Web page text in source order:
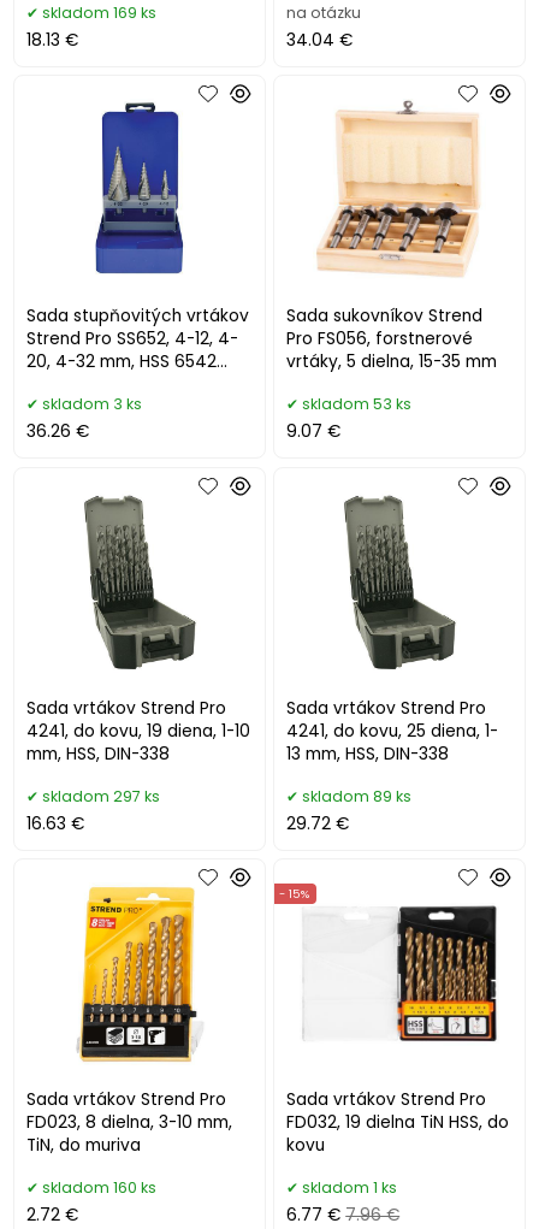
skladom 169 ks
18.13 €
na otázku
34.04 €
Sada stupňovitých vrtákov
Strend Pro SS652, 4-12, 4-
20, 4-32 mm, HSS 6542
skladom 3 ks
36.26 €
Sada sukovníkov Strend
Pro FS056, forstnerové
vrtáky, 5 dielna, 15-35 mm
skladom 53 ks
9.07 €
Sada vrtákov Strend Pro
4241, do kovu, 19 diena, 1-10
mm, HSS, DIN-338
skladom 297 ks
16.63 €
Sada vrtákov Strend Pro
4241, do kovu, 25 diena, 1-
13 mm, HSS, DIN-338
skladom 89 ks
29.72 €
Sada vrtákov Strend Pro
FD023, 8 dielna, 3-10 mm,
TiN, do muriva
skladom 160 ks
2.72 €
Sada vrtákov Strend Pro
FD032, 19 dielna TiN HSS, do
kovu
- 15%
skladom 1 ks
6.77 € 7.96 €